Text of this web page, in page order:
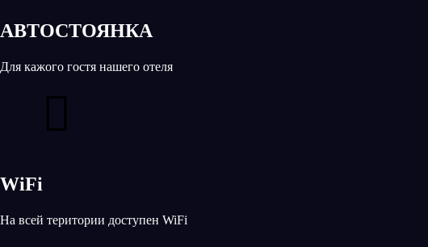
АВТОСТОЯНКА
Для кажого гостя нашего отеля
WiFi
На всей територии доступен WiFi